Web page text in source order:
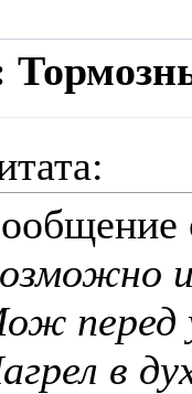
перед
в